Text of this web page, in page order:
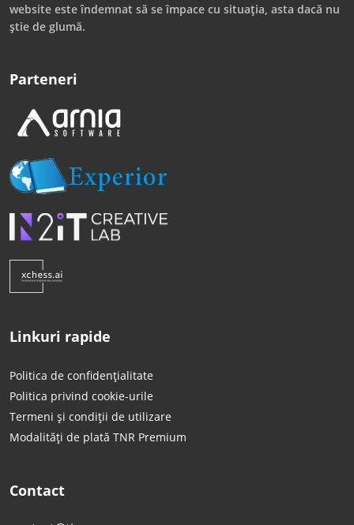
website este îndemnat să se împace cu situația, asta dacă nu
știe de glumă.
Parteneri
Linkuri rapide
Politica de confidențialitate
Politica privind cookie-urile
Termeni și condiții de utilizare
Modalități de plată TNR Premium
Contact